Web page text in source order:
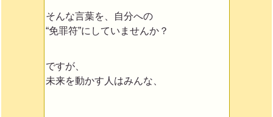
そんな言葉を、自分への
“免罪符”にしていませんか？
ですが、
未来を動かす人はみんな、